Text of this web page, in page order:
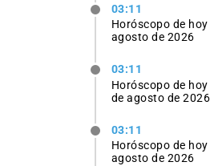
03:11
Horóscopo de
agosto de 2026
03:11
Horóscopo de
de agosto de 2026
03:11
Horóscopo de
agosto de 2026